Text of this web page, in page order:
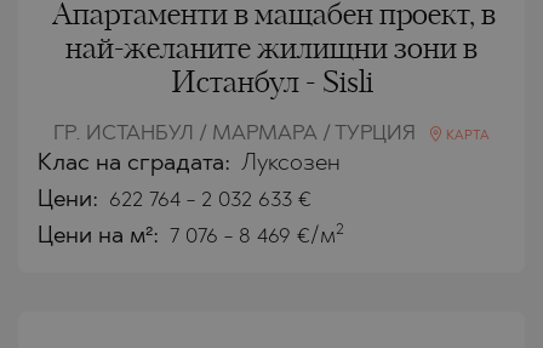
Апартаменти в мащабен проект, в
най-желаните жилищни зони в
Истанбул - Sisli
ГР. ИСТАНБУЛ / МАРМАРА / ТУРЦИЯ КАРТА
Клас на сградата: Луксозен
Цени: 622 764 - 2 032 633 €
Цени на м²: 7 076 - 8 469 €/м2